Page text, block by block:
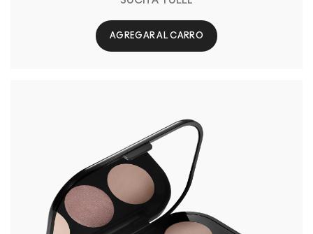
AGREGAR AL CARRO